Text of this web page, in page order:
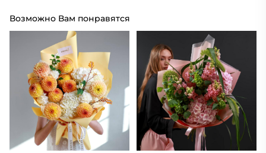
Возможно Вам понравятся